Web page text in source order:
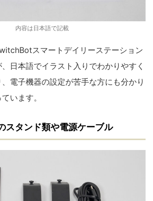
内容は日本語で記載
スマートデイリーステーション
日本語でイラスト入りでわかりやすく
電子機器の設定が苦手な方にも分かり
います。
スタンド類や電源ケーブル